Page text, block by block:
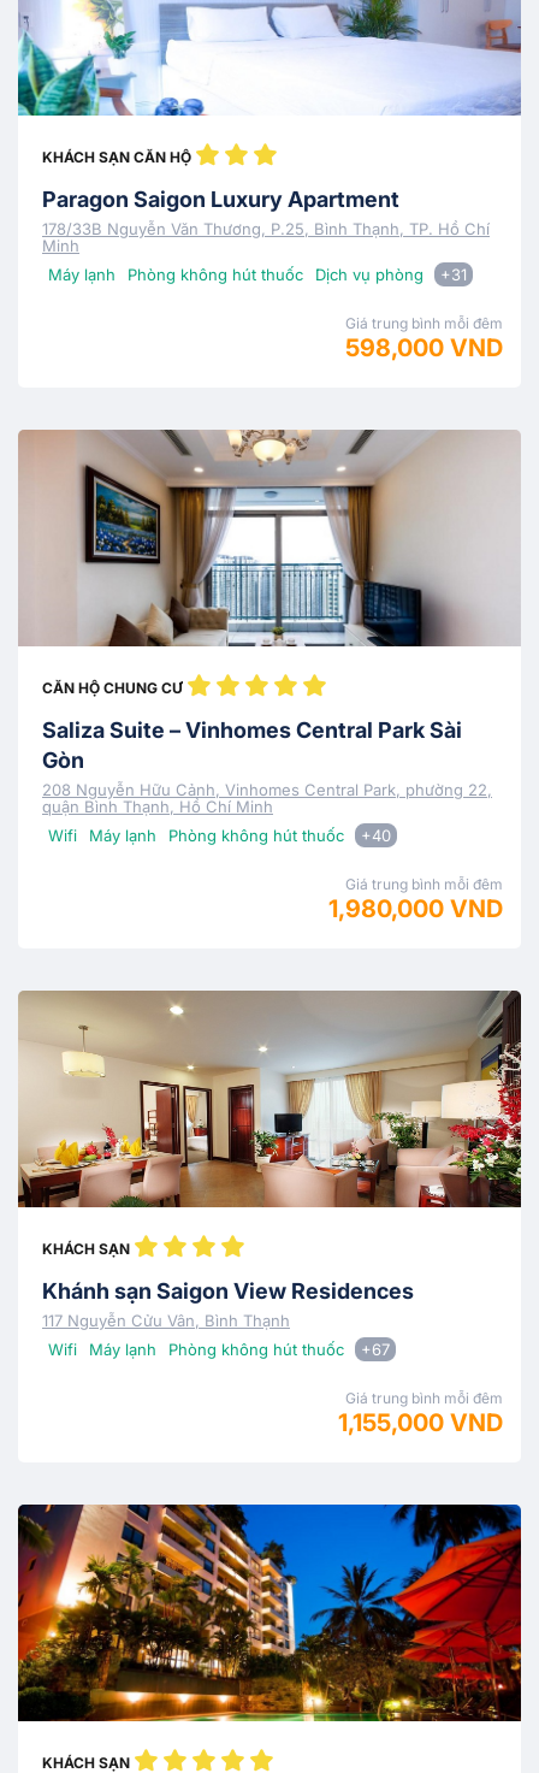
KHÁCH SẠN CĂN HỘ
Paragon Saigon Luxury Apartment
178/33B Nguyễn Văn Thương, P.25, Bình Thạnh, TP. Hồ Chí
Minh
Máy lạnh
Phòng không hút thuốc Dịch vụ phòng +31
Giá trung bình mỗi đêm
598,000 VND
CĂN HỘ CHUNG CƯ
Saliza Suite – Vinhomes Central Park Sài
Gòn
208 Nguyễn Hữu Cảnh, Vinhomes Central Park, phường 22,
quận Bình Thạnh, Hồ Chí Minh
Wifi
Máy lạnh Phòng không hút thuốc +40
Giá trung bình mỗi đêm
1,980,000 VND
KHÁCH SẠN
Khánh sạn Saigon View Residences
117 Nguyễn Cửu Vân, Bình Thạnh
Wifi
Máy lạnh Phòng không hút thuốc +67
Giá trung bình mỗi đêm
1,155,000 VND
KHÁCH SẠN